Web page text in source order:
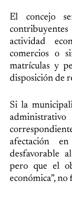
El concejo
actividad
comercios o
matrículas y
disposición de
Si la
administrativo
afectación
desfavorable
pero que el
económica”,